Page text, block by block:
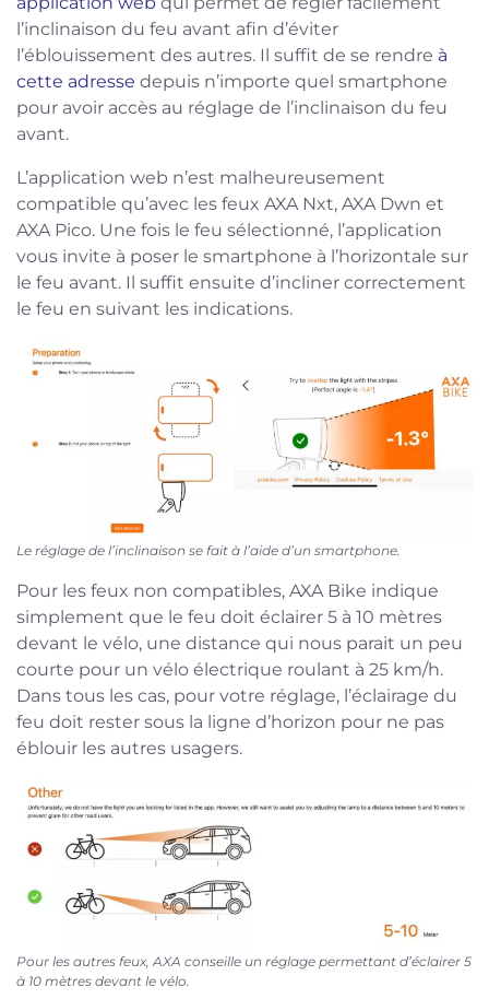
l’inclinaison du feu avant afin d’éviter
l’éblouissement des autres. Il suffit de se rendre à
cette adresse depuis n’importe quel smartphone
pour avoir accès au réglage de l’inclinaison du feu
avant.
L’application web n’est malheureusement
compatible qu’avec les feux AXA Nxt, AXA Dwn et
AXA Pico. Une fois le feu sélectionné, l’application
vous invite à poser le smartphone à l’horizontale sur
le feu avant. Il suffit ensuite d’incliner correctement
le feu en suivant les indications.
Le réglage de l’inclinaison se fait à l’aide d’un smartphone.
Pour les feux non compatibles, AXA Bike indique
simplement que le feu doit éclairer 5 à 10 mètres
devant le vélo, une distance qui nous parait un peu
courte pour un vélo électrique roulant à 25 km/h.
Dans tous les cas, pour votre réglage, l’éclairage du
feu doit rester sous la ligne d’horizon pour ne pas
éblouir les autres usagers.
Pour les autres feux, AXA conseille un réglage permettant d’éclairer 5
à 10 mètres devant le vélo.